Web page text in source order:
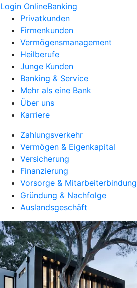
Login OnlineBanking
Privatkunden
Firmenkunden
Vermögensmanagement
Heilberufe
Junge Kunden
Banking & Service
Mehr als eine Bank
Über uns
Karriere
Zahlungsverkehr
Vermögen & Eigenkapital
Versicherung
Finanzierung
Vorsorge & Mitarbeiterbindung
Gründung & Nachfolge
Auslandsgeschäft